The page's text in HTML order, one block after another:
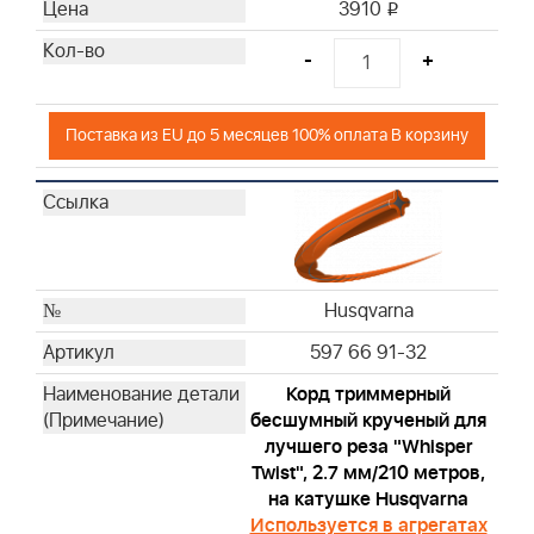
3910 i
- +
Поставка из EU до 5 месяцев 100% оплата В корзину
Husqvarna
597 66 91-32
Корд триммерный
бесшумный крученый для
лучшего реза "Whisper
Twist", 2.7 мм/210 метров,
на катушке Husqvarna
Используется в агрегатах